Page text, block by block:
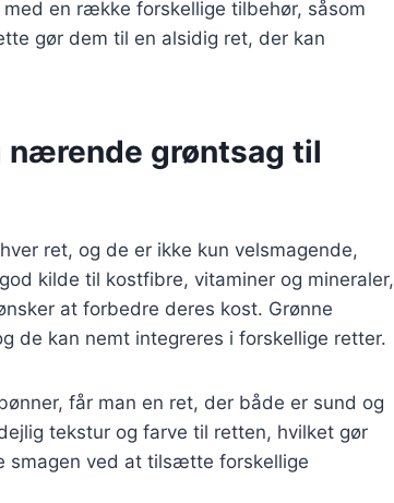
en række forskellige tilbehør, såsom
gør dem til en alsidig ret, der kan
nærende grøntsag til
ret, og de er ikke kun velsmagende,
kilde til kostfibre, vitaminer og mineraler,
at forbedre deres kost. Grønne
de kan nemt integreres i forskellige retter.
får man en ret, der både er sund og
tekstur og farve til retten, hvilket gør
smagen ved at tilsætte forskellige